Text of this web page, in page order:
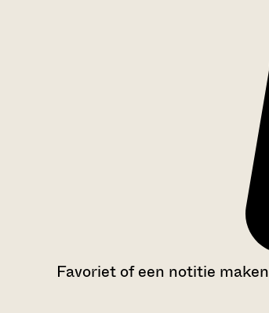
Favoriet of een notitie maken